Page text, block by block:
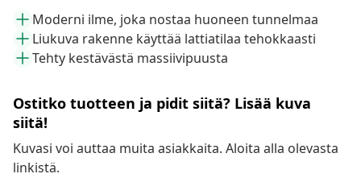
Moderni ilme, joka nostaa huoneen tunnelmaa
Liukuva rakenne käyttää lattiatilaa tehokkaasti
Tehty kestävästä massiivipuusta
Ostitko tuotteen ja pidit siitä? Lisää kuva
siitä!
Kuvasi voi auttaa muita asiakkaita. Aloita alla olevasta
linkistä.